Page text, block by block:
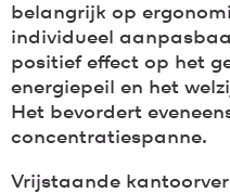
belangrijk op
individueel
positief effect op het
energiepeil en het
Het bevordert
concentratiespanne.
Vrijstaande